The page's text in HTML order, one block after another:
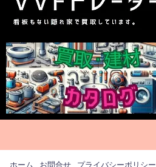
ホーム お問合せ プライバシーポリシー